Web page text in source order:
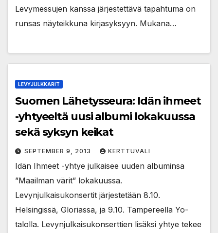
Levymessujen kanssa järjestettävä tapahtuma on
runsas näyteikkuna kirjasyksyyn. Mukana…
LEVYJULKKARIT
Suomen Lähetysseura: Idän ihmeet
-yhtyeeltä uusi albumi lokakuussa
sekä syksyn keikat
SEPTEMBER 9, 2013 KERTTUVALI
Idän Ihmeet -yhtye julkaisee uuden albuminsa
”Maailman värit” lokakuussa.
Levynjulkaisukonsertit järjestetään 8.10.
Helsingissä, Gloriassa, ja 9.10. Tampereella Yo-
talolla. Levynjulkaisukonserttien lisäksi yhtye tekee